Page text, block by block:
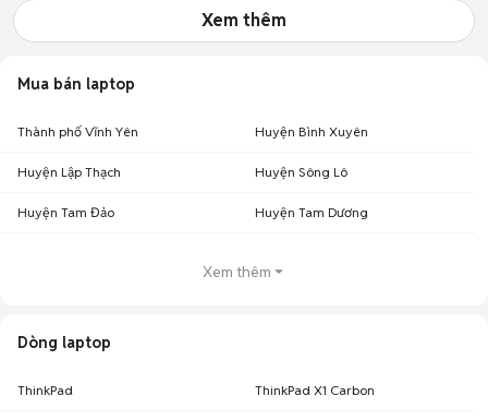
Xem thêm
Mua bán laptop
Thành phố Vĩnh Yên Huyện Bình Xuyên
Huyện Lập Thạch Huyện Sông Lô
Huyện Tam Đảo Huyện Tam Dương
Xem thêm
Dòng laptop
ThinkPad ThinkPad X1 Carbon